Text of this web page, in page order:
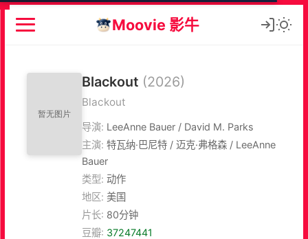
Moovie 影牛
Blackout (2026)
Blackout
导演: LeeAnne Bauer / David M. Parks
主演: 特瓦纳·巴尼特 / 迈克·弗格森 / LeeAnne
Bauer
类型: 动作
地区: 美国
片长: 80分钟
豆瓣: 37247441